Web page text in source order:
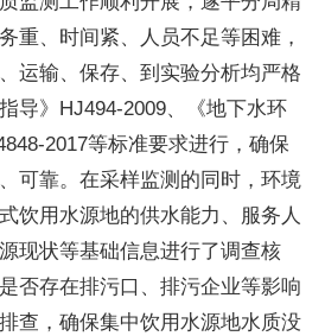
重、时间紧、人员不足等困难，
运输、保存、到实验分析均严格
导》HJ494-2009、《地下水环
2017等标准要求进行，确保
可靠。在采样监测的同时，环境
饮用水源地的供水能力、服务人
现状等基础信息进行了调查核
否存在排污口、排污企业等影响
查，确保集中饮用水源地水质没